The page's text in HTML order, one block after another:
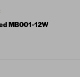
MB001-12W